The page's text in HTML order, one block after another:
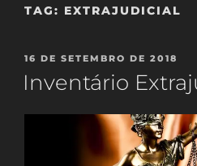
TAG: EXTRAJUDICIAL
PUBLICADO
EM
16 DE SETEMBRO DE 2018
Inventário